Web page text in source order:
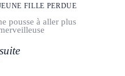
FILLE PERDUE
pousse à aller plus